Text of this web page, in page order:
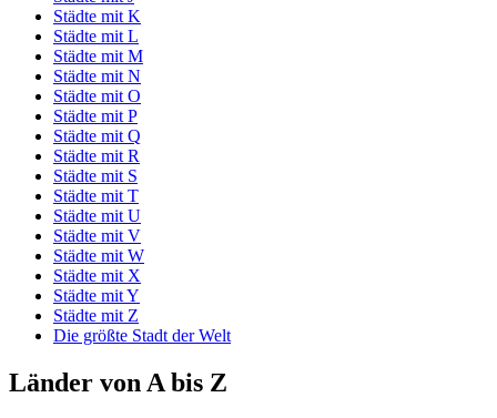
Städte mit K
Städte mit L
Städte mit M
Städte mit N
Städte mit O
Städte mit P
Städte mit Q
Städte mit R
Städte mit S
Städte mit T
Städte mit U
Städte mit V
Städte mit W
Städte mit X
Städte mit Y
Städte mit Z
Die größte Stadt der Welt
Länder von A bis Z